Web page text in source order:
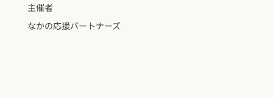
主催者
なかの応援パートナーズ